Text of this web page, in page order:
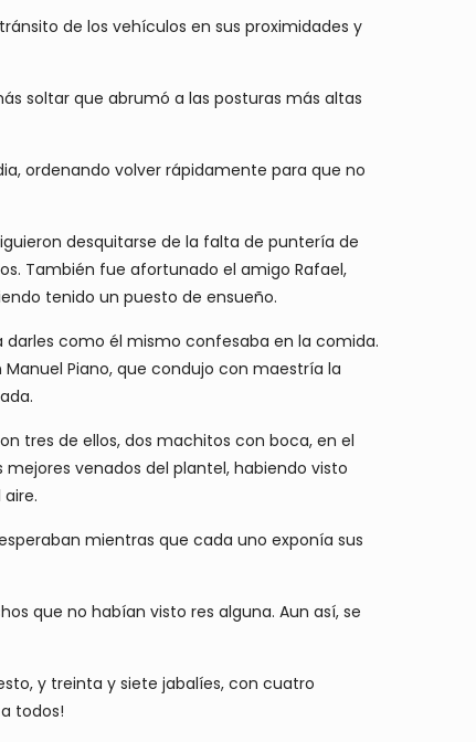
de los vehículos en sus proximidades y
soltar que abrumó a las posturas más altas
ordenando volver rápidamente para que no
desquitarse de la falta de puntería de
También fue afortunado el amigo Rafael,
tenido un puesto de ensueño.
como él mismo confesaba en la comida.
Piano, que condujo con maestría la
tres de ellos, dos machitos con boca, en el
venados del plantel, habiendo visto
mientras que cada uno exponía sus
que no habían visto res alguna. Aun así, se
y treinta y siete jabalíes, con cuatro
todos!